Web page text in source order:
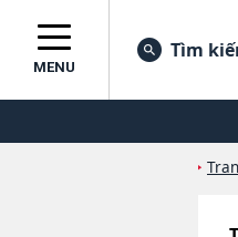
MENU
Tìm